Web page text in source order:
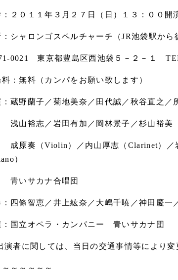
：２０１１年３月２７日（日）１３：００開
シャロンゴスペルチャーチ（JR池袋駅から
0021 東京都豊島区西池袋５－２－１
料：無料（カンパをお願い致します）
：蔵野蘭子／菊地美奈／田代誠／秋谷直之／
裕志／岩田有加／岡林景子／杉山裕美（
奏（Violin）／内山厚志（Clarinet）／岩
）
サカナ合唱団
：四條智恵／井上紘奈／大嶋千暁／神田慶一
：国立オペラ・カンパニー 青いサカナ団
者に関しては、当日の交通事情等により変
～～～～～～